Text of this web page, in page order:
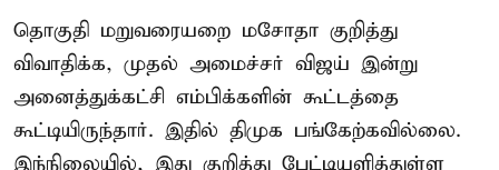
தொகுதி மறுவரையறை மசோதா குறித்து
விவாதிக்க, முதல் அமைச்சர் விஜய் இன்று
அனைத்துக்கட்சி எம்பிக்களின் கூட்டத்தை
கூட்டியிருந்தார். இதில் திமுக பங்கேற்கவில்லை.
இந்நிலையில், இது குறித்து பேட்டியளித்துள்ள